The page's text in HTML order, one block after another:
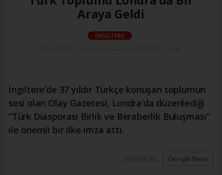
Araya Geldi
İNGİLTERE
İngiltere’de 37 yıldır Türkçe konuşan toplumun
sesi olan Olay Gazetesi, Londra’da düzenlediği
“Türk Diasporası Birlik ve Beraberlik Buluşması”
ile önemli bir ilke imza attı.